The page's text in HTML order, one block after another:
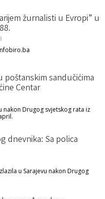
žurnalisti u Evropi” u
poštanskim sandučićima
Centar
nakon Drugog svjetskog rata iz
dnevnika: Sa polica
u Sarajevu nakon Drugog